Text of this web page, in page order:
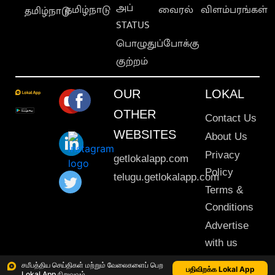
சமீபத்திய செய்திகள் மற்றும் வேலைகளைப் பெற
பதிவிறக்க Lokal App
தமிழ்நாடுதமிழ்நாடு அப்
STATUS
பொழுதுப்போக்கு
குற்றம்
வைரல் விளம்பரங்கள்
OUR
OTHER
WEBSITES
getlokalapp.com
telugu.getlokalapp.com
LOKAL
Contact Us
About Us
Privacy
Policy
Terms &
Conditions
Advertise
with us
Sitemap
This material may not be published, transmitted, rewritten or redistributed. © 2020 Lokal App. All rights reserved.